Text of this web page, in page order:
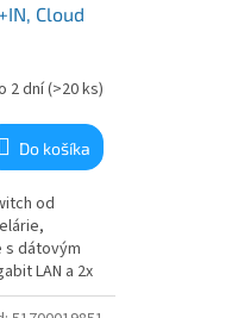
Cloud
2 dní(>20 ks)
Do košíka
od
dátovým
LAN a 2x